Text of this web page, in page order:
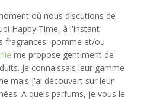
où nous discutions de
Happy Time, à l'instant
fragrances -pomme et/ou
me propose gentiment de
Je connaissais leur gamme
mais j'ai découvert sur leur
A quels parfums, je vous le